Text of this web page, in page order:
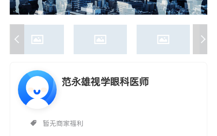
范永雄视学眼科医师
暂无商家福利